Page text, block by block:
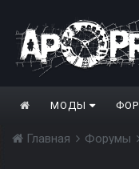
МОДЫ
Главная Форумы